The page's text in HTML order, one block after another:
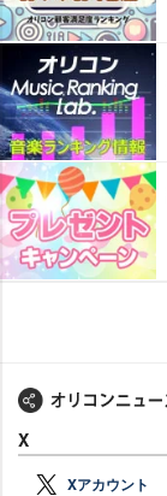
X
Xアカウント